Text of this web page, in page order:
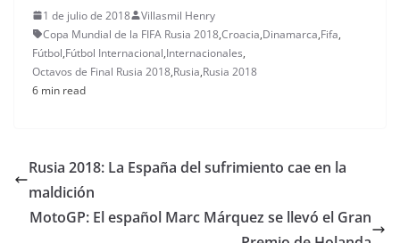
1 de julio de 2018
Villasmil Henry
Copa Mundial de la FIFA Rusia 2018,Croacia,Dinamarca,Fifa,
Fútbol,Fútbol Internacional,Internacionales,
Octavos de Final Rusia 2018,Rusia,Rusia 2018
6 min read
Rusia 2018: La España del sufrimiento cae en la
maldición
MotoGP: El español Marc Márquez se llevó el Gran